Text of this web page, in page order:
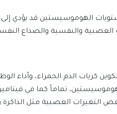
الهوموسيستين قد يؤدي إلى
والنفسية والصداع النفسي
كريات الدم الحمراء، وأداء
التغيرات العصبية مثل الذاكرة